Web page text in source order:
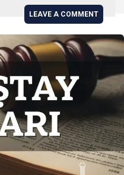
LEAVE A COMMENT